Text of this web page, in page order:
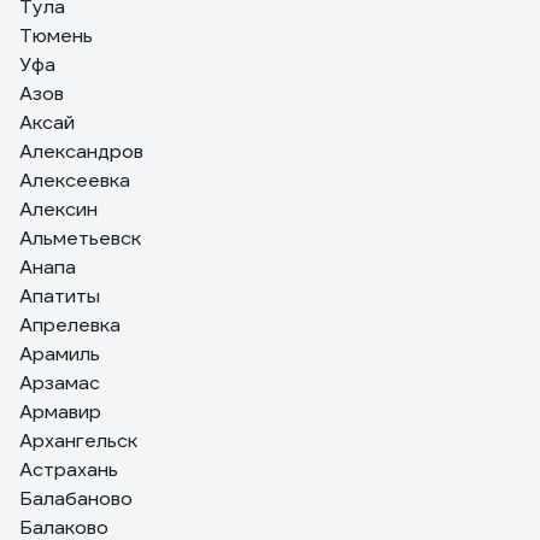
Тула
Тюмень
Уфа
Азов
Аксай
Александров
Алексеевка
Алексин
Альметьевск
Анапа
Апатиты
Апрелевка
Арамиль
Арзамас
Армавир
Архангельск
Астрахань
Балабаново
Балаково